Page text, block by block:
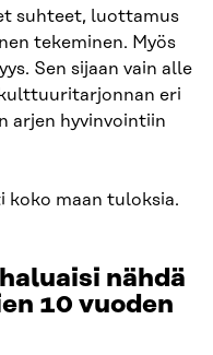
suhteet, luottamus
tekeminen. Myös
Sen sijaan vain alle
eri
arjen hyvinvointiin
koko maan tuloksia.​
nähdä
10 vuoden